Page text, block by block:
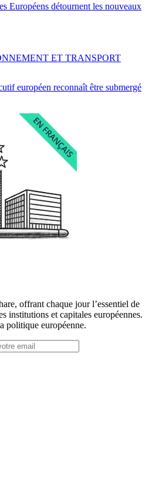
Européens détournent les nouveaux
européen reconnaît être submergé
ET TRANSPORT
offrant chaque jour l’essentiel de
institutions et capitales européennes.
politique européenne.